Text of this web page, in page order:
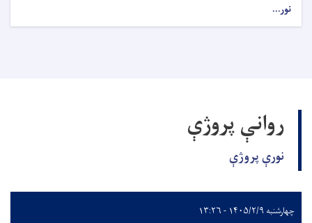
نور...
روانې پروژې
نورې پروژې
چهارشنبه ۱۴۰۵/۲/۹ - ۱۳:۲۶